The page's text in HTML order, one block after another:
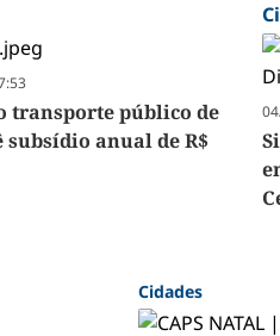
transporte público de
anual de R$
Cidades